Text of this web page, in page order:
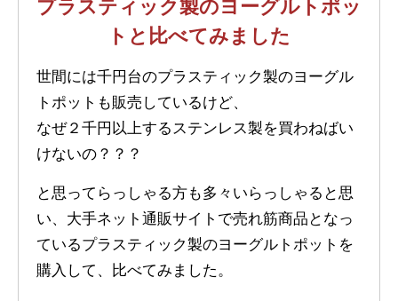
プラスティック製のヨーグルトポッ
トと比べてみました
世間には千円台のプラスティック製のヨーグル
トポットも販売しているけど、
なぜ２千円以上するステンレス製を買わねばい
けないの？？？
と思ってらっしゃる方も多々いらっしゃると思
い、大手ネット通販サイトで売れ筋商品となっ
ているプラスティック製のヨーグルトポットを
購入して、比べてみました。